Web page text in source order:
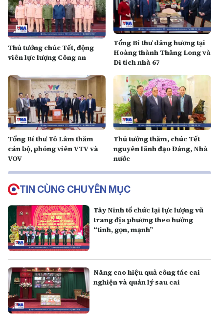
Thủ tướng chúc Tết, động
viên lực lượng Công an
Tổng Bí thư dâng hương tại
Hoàng thành Thăng Long và
Di tích nhà 67
Tổng Bí thư Tô Lâm thăm
cán bộ, phóng viên VTV và
VOV
Thủ tướng thăm, chúc Tết
nguyên lãnh đạo Đảng, Nhà
nước
TIN CÙNG CHUYÊN MỤC
Tây Ninh tổ chức lại lực lượng vũ
trang địa phương theo hướng
“tinh, gọn, mạnh”
Nâng cao hiệu quả công tác cai
nghiện và quản lý sau cai